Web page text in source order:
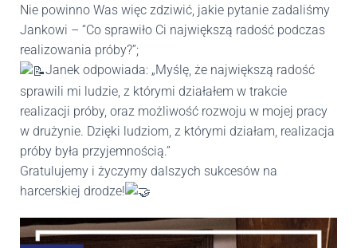
Nie powinno Was więc zdziwić, jakie pytanie zadaliśmy
Jankowi – “Co sprawiło Ci największą radość podczas
realizowania próby?”;
Janek odpowiada: „Myślę, że największą radość
sprawili mi ludzie, z którymi działałem w trakcie
realizacji próby, oraz możliwość rozwoju w mojej pracy
w drużynie. Dzięki ludziom, z którymi działam, realizacja
próby była przyjemnością.”
Gratulujemy i życzymy dalszych sukcesów na
harcerskiej drodze!